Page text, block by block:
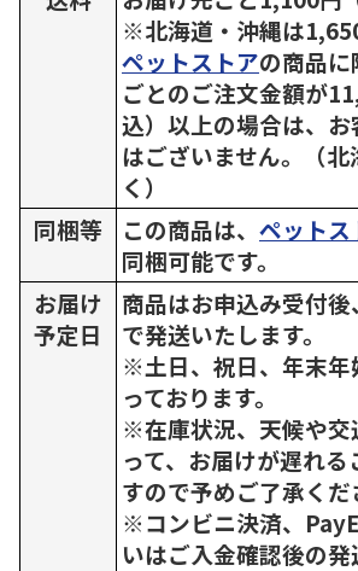
※北海道・沖縄は
ペットストアの商品
ごとのご注文金額が
込）以上の場合は、
はございません。（
く）
同梱等
この商品は、 ペットス
同梱可能です。
お届け
予定日
商品はお申込み受付
で発送いたします。
※土日、祝日、年末年
っております。
※在庫状況、天候や交
って、お届けが遅れる
すので予めご了承くだ
※コンビニ決済、
いはご入金確認後の発